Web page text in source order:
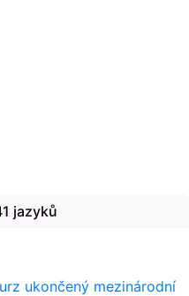
jazyků
ukončený mezinárodní